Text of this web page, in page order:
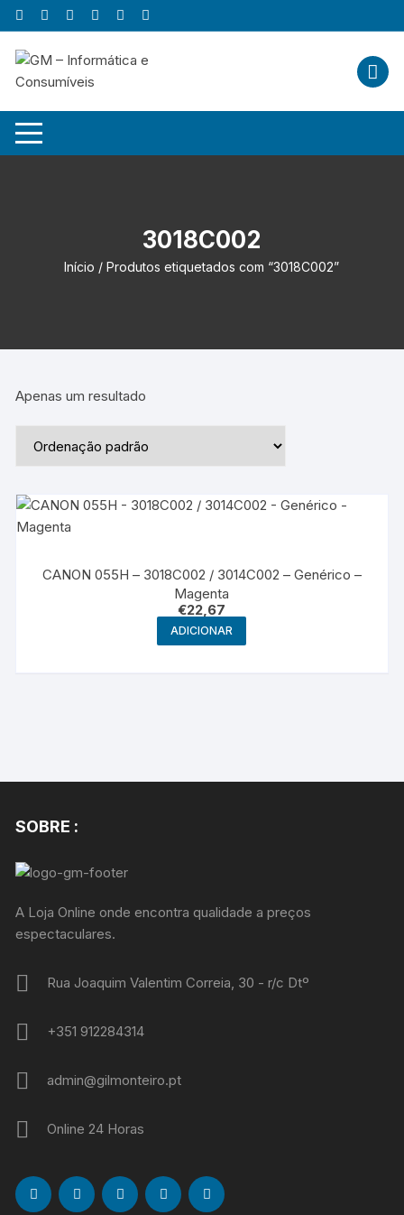
Skip
to
content
3018C002
Início / Produtos etiquetados com “3018C002”
Apenas um resultado
CANON 055H – 3018C002 / 3014C002 – Genérico –
Magenta
€22,67
ADICIONAR
SOBRE :
A Loja Online onde encontra qualidade a preços
espectaculares.
Rua Joaquim Valentim Correia, 30 - r/c Dtº
+351 912284314
admin@gilmonteiro.pt
Online 24 Horas